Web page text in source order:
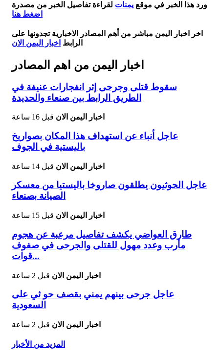
ورد هذا الخبر في موقع يمنات لقراءة تفاصيل الخبر من مصدرة
اضغط هنا
اخر اخبار اليمن مباشر من أهم المصادر الاخبارية تجدونها على
الرابط اخبار اليمن الان
اخبار اليمن من اهم المصادر
سقوط قتلى وجرحى إثر انفجارات عنيفة في
الطريق الرابط بين صنعاء والحديدة
اخبار اليمن الان قبل 16 ساعة
عاجل أنباء عن استهداف هذا المكان بصواريخ
باليستية في الجوف
اخبار اليمن الان قبل 14 ساعة
عاجل الحوثيون يطلقون صاروخا باليستيا من معسكر
الصيانة بصنعاء
اخبار اليمن الان قبل 15 ساعة
طارق العواضي يكشف تفاصيل مرعبة عن هجوم
مأرب وعدد مهول للقتلى والجرحى في صفوف
قوات...
اخبار اليمن الان قبل 2 ساعة
عاجل جرحى بينهم يمني بقصف حو ثي على
السعودية
اخبار اليمن الان قبل 2 ساعة
المزيد من الأخبار